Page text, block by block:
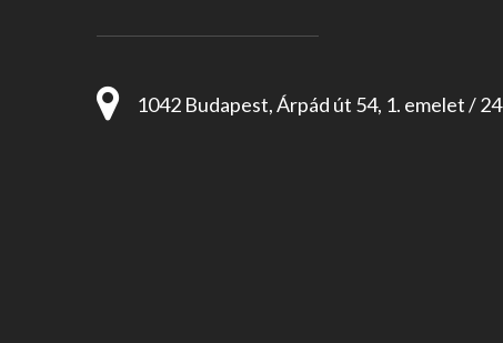
1042 Budapest, Árpád út 54, 1. emelet / 24